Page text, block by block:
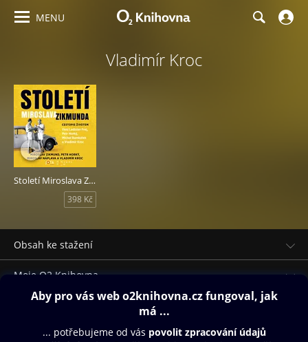
MENU
Vladimír Kroc
Století Miroslava Zikmunda
398 Kč
Obsah ke stažení
Moje O2 Knihovna
Další zábava